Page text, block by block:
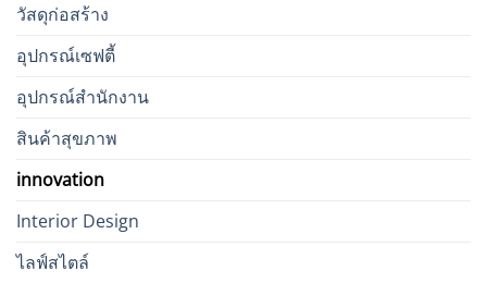
วัสดุก่อสร้าง
อุปกรณ์เซฟตี้
อุปกรณ์สำนักงาน
สินค้าสุขภาพ
innovation
Interior Design
ไลฟ์สไตล์